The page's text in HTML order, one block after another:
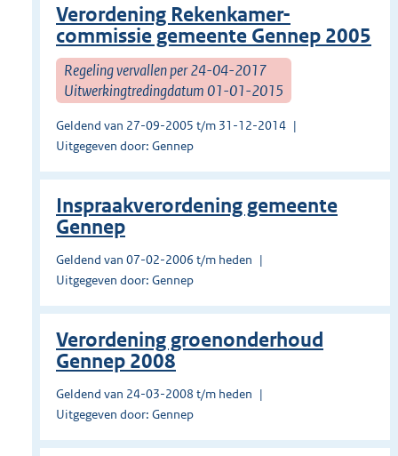
Verordening Rekenkamer-
commissie gemeente Gennep 2005
Regeling vervallen per 24-04-2017
Uitwerkingtredingdatum 01-01-2015
Geldend van 27-09-2005 t/m 31-12-2014
Uitgegeven door: Gennep
Inspraakverordening gemeente
Gennep
Geldend van 07-02-2006 t/m heden
Uitgegeven door: Gennep
Verordening groenonderhoud
Gennep 2008
Geldend van 24-03-2008 t/m heden
Uitgegeven door: Gennep